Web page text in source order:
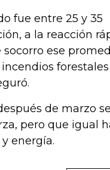
fue entre 25 y 35
a la reacción
ese
forestales
de marzo se
pero que igual
energía.